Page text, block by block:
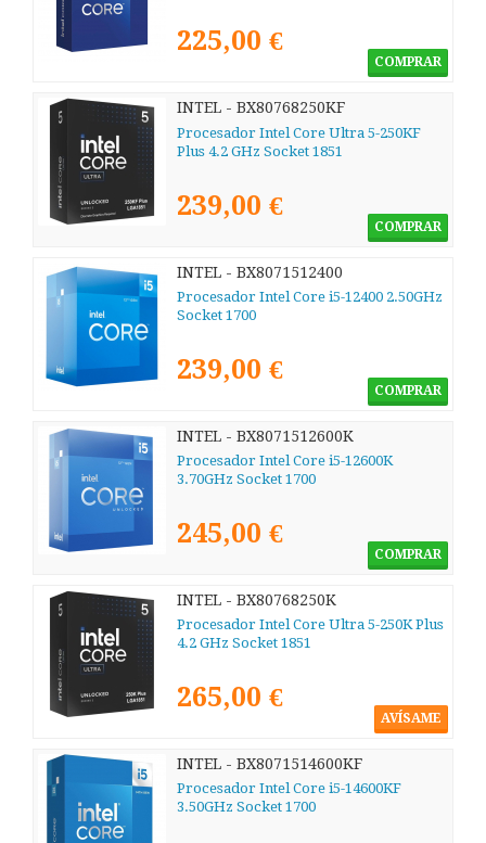
225,00 €
COMPRAR
INTEL - BX80768250KF
Procesador Intel Core Ultra 5-250KF
Plus 4.2 GHz Socket 1851
239,00 €
COMPRAR
INTEL - BX8071512400
Procesador Intel Core i5-12400 2.50GHz
Socket 1700
239,00 €
COMPRAR
INTEL - BX8071512600K
Procesador Intel Core i5-12600K
3.70GHz Socket 1700
245,00 €
COMPRAR
INTEL - BX80768250K
Procesador Intel Core Ultra 5-250K Plus
4.2 GHz Socket 1851
265,00 €
AVÍSAME
INTEL - BX8071514600KF
Procesador Intel Core i5-14600KF
3.50GHz Socket 1700